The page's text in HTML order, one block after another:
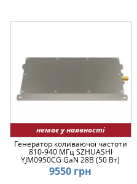
немає у наявності
Генератор коливаючої частоти
810-940 МГц SZHUASHI
YJM0950CG GaN 28В (50 Вт)
9550 грн